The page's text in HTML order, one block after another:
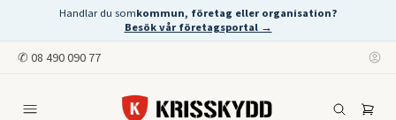
Handlar du somkommun, företag eller organisation?
Besök vår företagsportal →
✆ 08 490 090 77